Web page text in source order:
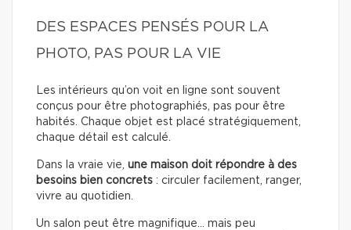
DES ESPACES PENSÉS POUR LA
PHOTO, PAS POUR LA VIE
Les intérieurs qu’on voit en ligne sont souvent
conçus pour être photographiés, pas pour être
habités. Chaque objet est placé stratégiquement,
chaque détail est calculé.
Dans la vraie vie, une maison doit répondre à des
besoins bien concrets : circuler facilement, ranger,
vivre au quotidien.
Un salon peut être magnifique… mais peu